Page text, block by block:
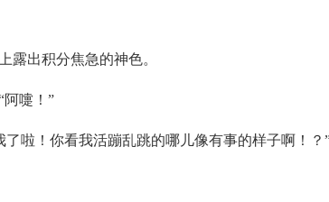
露出积分焦急的神色。
嚏！”
啦！你看我活蹦乱跳的哪儿像有事的样子啊！？